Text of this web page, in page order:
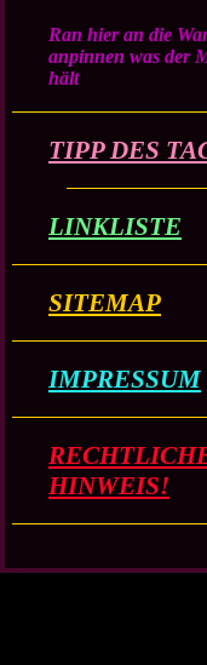
Ran hier an die
anpinnen was der
hält
TIPP DES
LINKLISTE
SITEMAP
IMPRESSUM
HINWEIS!